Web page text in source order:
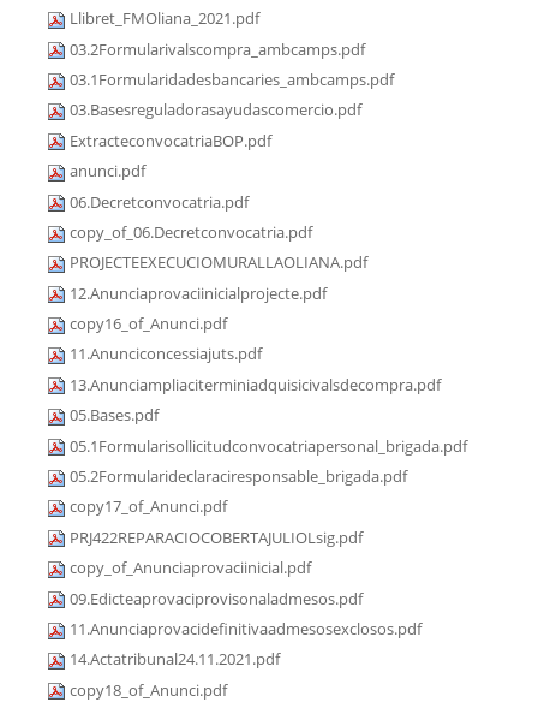
Llibret_FMOliana_2021.pdf
03.2Formularivalscompra_ambcamps.pdf
03.1Formularidadesbancaries_ambcamps.pdf
03.Basesreguladorasayudascomercio.pdf
ExtracteconvocatriaBOP.pdf
anunci.pdf
06.Decretconvocatria.pdf
copy_of_06.Decretconvocatria.pdf
PROJECTEEXECUCIOMURALLAOLIANA.pdf
12.Anunciaprovaciinicialprojecte.pdf
copy16_of_Anunci.pdf
11.Anunciconcessiajuts.pdf
13.Anunciampliaciterminiadquisicivalsdecompra.pdf
05.Bases.pdf
05.1Formularisollicitudconvocatriapersonal_brigada.pdf
05.2Formularideclaraciresponsable_brigada.pdf
copy17_of_Anunci.pdf
PRJ422REPARACIOCOBERTAJULIOLsig.pdf
copy_of_Anunciaprovaciinicial.pdf
09.Edicteaprovaciprovisonaladmesos.pdf
11.Anunciaprovacidefinitivaadmesosexclosos.pdf
14.Actatribunal24.11.2021.pdf
copy18_of_Anunci.pdf